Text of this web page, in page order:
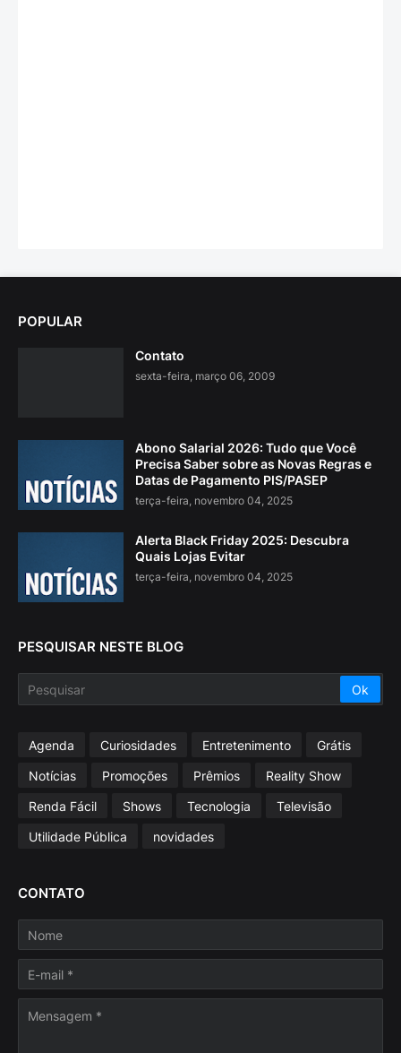
POPULAR
Contato
sexta-feira, março 06, 2009
Abono Salarial 2026: Tudo que Você
Precisa Saber sobre as Novas Regras e
Datas de Pagamento PIS/PASEP
terça-feira, novembro 04, 2025
Alerta Black Friday 2025: Descubra
Quais Lojas Evitar
terça-feira, novembro 04, 2025
PESQUISAR NESTE BLOG
Agenda Curiosidades Entretenimento
Grátis
Notícias
Promoções Prêmios
Reality Show
Renda Fácil
Shows Tecnologia
Televisão
Utilidade Pública
novidades
CONTATO